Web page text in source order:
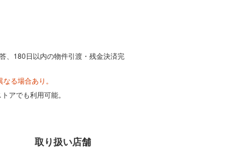
、180日以内の物件引渡・残金決済完
る場合あり。
アでも利用可能。
取り扱い店舗